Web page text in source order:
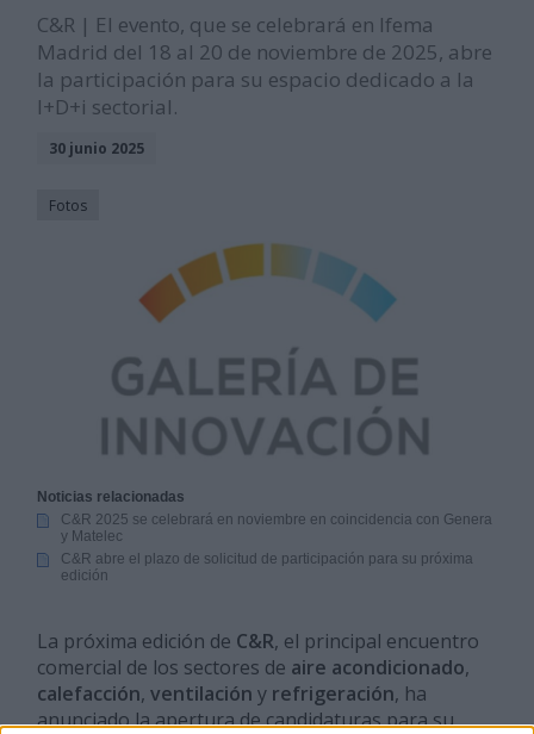
C&R | El evento, que se celebrará en Ifema
Madrid del 18 al 20 de noviembre de 2025, abre
la participación para su espacio dedicado a la
I+D+i sectorial.
30 junio 2025
Fotos
Noticias relacionadas
C&R 2025 se celebrará en noviembre en coincidencia con Genera
y Matelec
C&R abre el plazo de solicitud de participación para su próxima
edición
La próxima edición de C&R, el principal encuentro
comercial de los sectores de aire acondicionado,
calefacción,ventilacióny refrigeración, ha
anunciado la apertura de candidaturas para su